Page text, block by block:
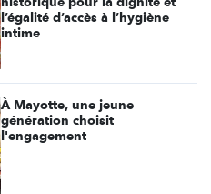
l’égalité d’accès à l’hygiène
intime
À Mayotte, une jeune
génération choisit
l'engagement